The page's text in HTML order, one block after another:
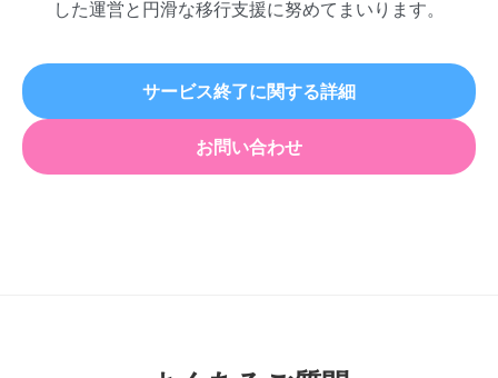
した運営と円滑な移行支援に努めてまいります。
サービス終了に関する詳細
お問い合わせ